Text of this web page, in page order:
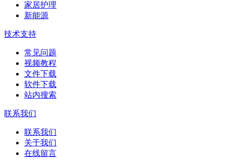
家居护理
新能源
技术支持
常见问题
视频教程
文件下载
软件下载
站内搜索
联系我们
联系我们
关于我们
在线留言